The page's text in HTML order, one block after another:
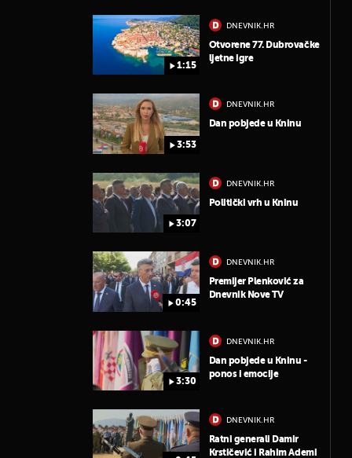
1:15
DNEVNIK.HR
Otvorene 77. Dubrovačke
ljetne igre
3:53
DNEVNIK.HR
Dan pobjede u Kninu
3:07
DNEVNIK.HR
Politički vrh u Kninu
0:45
DNEVNIK.HR
Premijer Plenković za
Dnevnik Nove TV
3:30
DNEVNIK.HR
Dan pobjede u Kninu -
ponos i emocije
DNEVNIK.HR
Ratni generali Damir
Krstičević i Rahim Ademi